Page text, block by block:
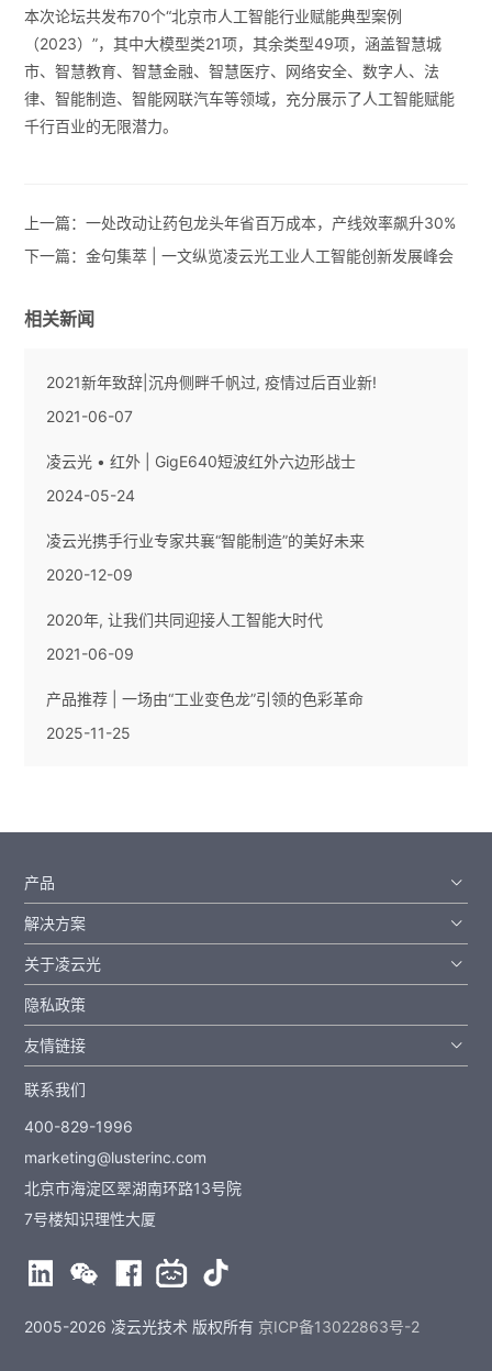
本次论坛共发布70个“北京市人工智能行业赋能典型案例
（2023）”，其中大模型类21项，其余类型49项，涵盖智慧城
市、智慧教育、智慧金融、智慧医疗、网络安全、数字人、法
律、智能制造、智能网联汽车等领域，充分展示了人工智能赋能
千行百业的无限潜力。
上一篇：一处改动让药包龙头年省百万成本，产线效率飙升30%
下一篇：金句集萃 | 一文纵览凌云光工业人工智能创新发展峰会
相关新闻
2021新年致辞|沉舟侧畔千帆过, 疫情过后百业新!
2021-06-07
凌云光 • 红外 | GigE640短波红外六边形战士
2024-05-24
凌云光携手行业专家共襄“智能制造”的美好未来
2020-12-09
2020年, 让我们共同迎接人工智能大时代
2021-06-09
产品推荐 | 一场由“工业变色龙”引领的色彩革命
2025-11-25
产品
解决方案
关于凌云光
隐私政策
友情链接
联系我们
400-829-1996
marketing@lusterinc.com
北京市海淀区翠湖南环路13号院
7号楼知识理性大厦
2005-2026 凌云光技术 版权所有 京ICP备13022863号-2